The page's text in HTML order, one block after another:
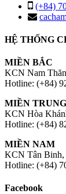
(+84)
HỆ THỐNG
MIỀN BẮC
KCN Nam
Hotline: (+84)
MIỀN TRUNG
KCN Hòa
Hotline: (+84)
MIỀN NAM
KCN Tân
Hotline: (+84)
Facebook